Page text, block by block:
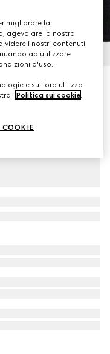
migliorare la
agevolare la nostra
i nostri contenuti
ad utilizzare
d'uso.
e sul loro utilizzo
Politica sui cookie